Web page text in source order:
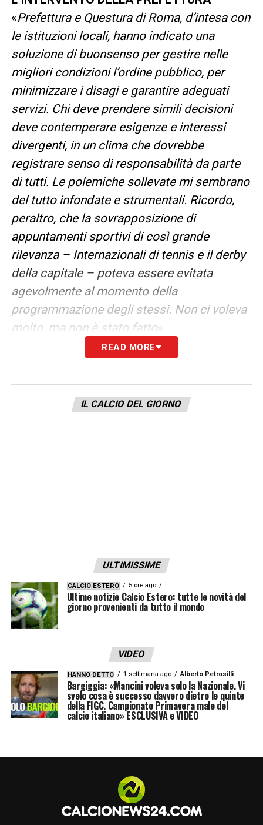
«Prefettura e Questura di Roma, d’intesa con
le istituzioni locali, hanno indicato una
soluzione di buonsenso per gestire nelle
migliori condizioni l’ordine pubblico, per
minimizzare i disagi e garantire adeguati
servizi. Chi deve prendere simili decisioni
deve contemperare esigenze e interessi
divergenti, in un clima che dovrebbe
registrare senso di responsabilità da parte
di tutti. Le polemiche sollevate mi sembrano
del tutto infondate e strumentali. Ricordo,
peraltro, che la sovrapposizione di
appuntamenti sportivi di così grande
rilevanza – Internazionali di tennis e il derby
della capitale – poteva essere evitata
agevolmente al momento della
programmazione degli stessi. Non ci voleva
molto, ma non è stato fatto».
LO SLITTAMENTO DEL DERBY DI ROMA
soluzione percorribile. Mi concentrerei sul
fatto che in due giorni Roma ospiterà gli
TEMIAMO GLI SCONTRI?– «Mi auguro che
gli appassionati di sport si possano godere
lo spettacolo dentro e fuori gli impianti
sportivi. Gli uomini e le donne delle forze
dell’ordine, come sempre, saranno in campo
con equilibrio e professionalità per garantire
il miglior svolgimento degli eventi».
LA PLAYLIST DELLE NOSTRE TOP NEWS
READ MORE
IL CALCIO DEL GIORNO
ULTIMISSIME
CALCIO ESTERO 5 ore ago
Ultime notizie Calcio Estero: tutte le novità del
giorno provenienti da tutto il mondo
VIDEO
HANNO DETTO 1 settimana ago Alberto Petrosilli
Bargiggia: «Mancini voleva solo la Nazionale. Vi
svelo cosa è successo davvero dietro le quinte
della FIGC. Campionato Primavera male del
calcio italiano» ESCLUSIVA e VIDEO